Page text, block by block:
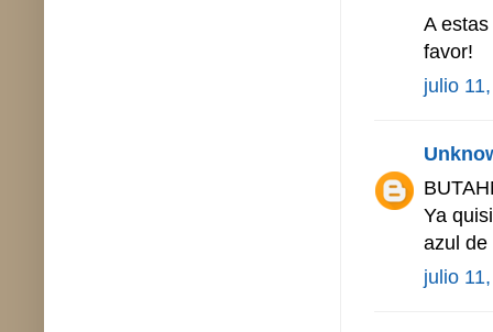
A
favor!
julio
Ya
azul de
julio